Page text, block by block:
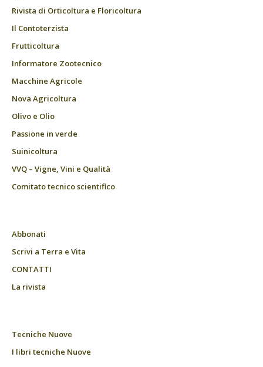
Rivista di Orticoltura e Floricoltura
Il Contoterzista
Frutticoltura
Informatore Zootecnico
Macchine Agricole
Nova Agricoltura
Olivo e Olio
Passione in verde
Suinicoltura
VVQ – Vigne, Vini e Qualità
Comitato tecnico scientifico
Abbonati
Scrivi a Terra e Vita
CONTATTI
La rivista
Tecniche Nuove
I libri tecniche Nuove